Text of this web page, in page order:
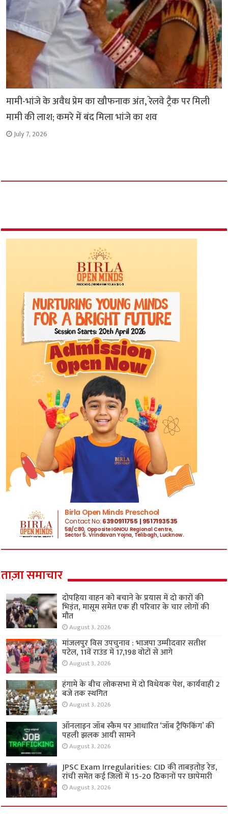
मामी-भांजे के अवैध प्रेम का खौफनाक अंत, रेलवे ट्रैक पर मिली
मामी की लाश; कमरे में बंद मिला भांजे का शव
July 7, 2026
ताज़ा समाचार
दोपहिया वाहन को बचाने के प्रयास में दो कारों की
भिड़ंत, मासूम समेत एक ही परिवार के चार लोगों की
मौत
August 3, 2026
मांजलपुर विस उपचुनाव : भाजपा उम्मीदवार सतीश
पटेल, 11वें राउंड में 17,198 वोटों से आगे
August 3, 2026
हंगामे के बीच लोकसभा में दो विधेयक पेश, कार्यवाही 2
बजे तक स्थगित
August 3, 2026
ऑनलाइन जॉब स्कैम पर आधारित ‘जॉब ट्रैफिकिंग’ की
पहली झलक आयी सामने
August 3, 2026
JPSC Exam Irregularities: CID की ताबड़तोड़ रेड,
रांची समेत कई जिलों में 15-20 ठिकानों पर छापेमारी
August 3, 2026